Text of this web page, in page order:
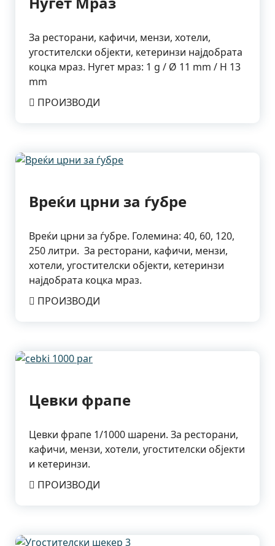
За ресторани, кафичи, мензи, хотели,
угостителски објекти, кетеринзи најдобрата
коцка мраз. Нугет мраз: 1 g / Ø 11 mm / H 13
mm
ПРОИЗВОДИ
Вреќи црни за ѓубре
Вреќи црни за ѓубре. Големина: 40, 60, 120,
250 литри. За ресторани, кафичи, мензи,
хотели, угостителски објекти, кетеринзи
најдобрата коцка мраз.
ПРОИЗВОДИ
Цевки фрапе
Цевки фрапе 1/1000 шарени. За ресторани,
кафичи, мензи, хотели, угостителски објекти
и кетеринзи.
ПРОИЗВОДИ